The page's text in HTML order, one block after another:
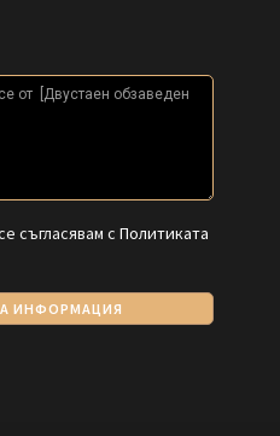
съгласявам с Политиката
ИНФОРМАЦИЯ